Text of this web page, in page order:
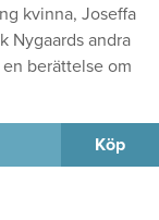
kvinna, Joseffa
Nygaards andra
berättelse om
Köp